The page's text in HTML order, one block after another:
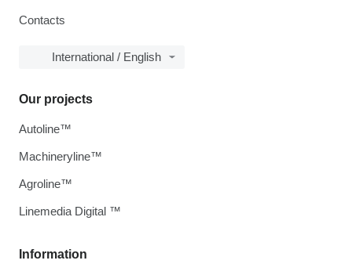
Contacts
International / English
Information
Our projects
Autoline™
Machineryline™
Agroline™
Linemedia Digital ™